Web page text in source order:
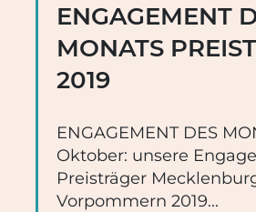
ENGAGEMENT
MONATS
2019
ENGAGEMENT DES
Oktober: unsere
Preisträger
Vorpommern 2019...